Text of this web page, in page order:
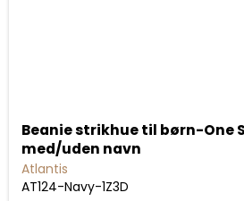
Beanie strikhue til børn-One
med/uden navn
Atlantis
AT124-Navy-1Z3D